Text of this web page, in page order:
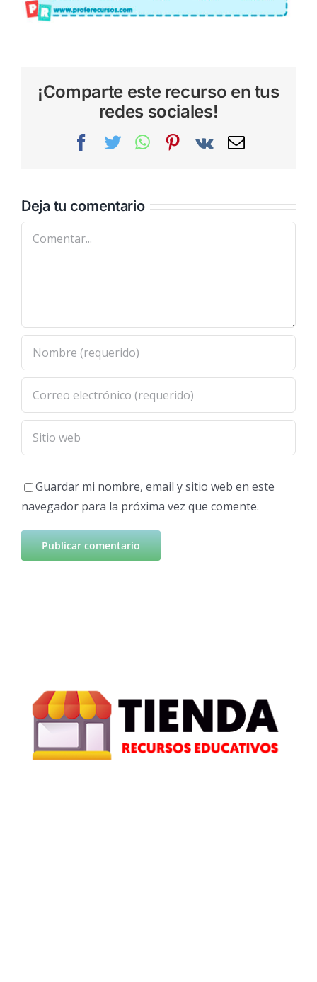
¡Comparte este recurso en tus
redes sociales!
Facebook
TwitterWhatsAppPinterest
Vk
Correo
Deja tu comentario
Comentar
Guardar mi nombre, email y sitio web en este
navegador para la próxima vez que comente.